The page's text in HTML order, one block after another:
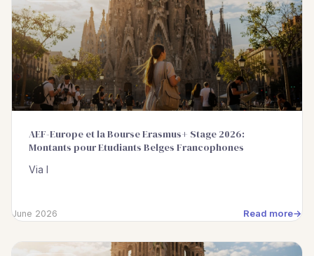
AEF-Europe et la Bourse Erasmus+ Stage 2026:
Montants pour Etudiants Belges Francophones
Via l
June 2026 Read more